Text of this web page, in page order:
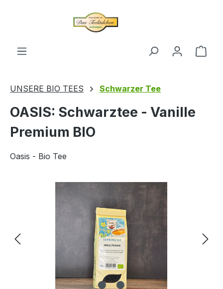
UNSERE BIO TEES Schwarzer Tee
OASIS: Schwarztee - Vanille
Premium BIO
Oasis - Bio Tee
Bildergalerie überspringen